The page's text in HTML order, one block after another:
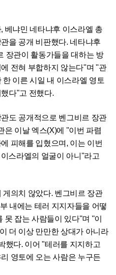
베냐민 네타냐후 이스라엘 총
을 공개 비판했다. 네타냐후
장관이 활동가들을 대하는 방
전혀 부합하지 않는다"며 "관
이른 시일 내 이스라엘 영토
다"고 전했다.
도 공개적으로 벤그비르 장관
은 이날 엑스(X)에 "이번 파렴
피해를 입혔으며, 이는 이번
스라엘의 얼굴이 아니"라고
의치 않았다. 벤그비르 장관
내에는 테러 지지자들을 어떻
잡는 사람들이 있다"며 "이
더 이상 만만한 상대가 아니라
했다. 이어 "테러를 지지하고
영토에 오는 사람은 누구든